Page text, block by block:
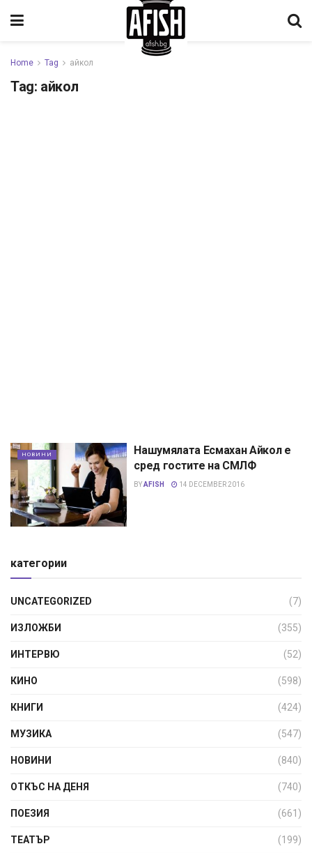
Home Tag айкол
Tag: айкол
НОВИНИ
Нашумялата Есмахан Айкол е
сред гостите на СМЛФ
BYAFISH 14 DECEMBER 2016
категории
UNCATEGORIZED (7)
ИЗЛОЖБИ (355)
ИНТЕРВЮ (52)
КИНО (598)
КНИГИ (424)
МУЗИКА (547)
НОВИНИ (840)
ОТКЪС НА ДЕНЯ (740)
ПОЕЗИЯ (661)
ТЕАТЪР (199)